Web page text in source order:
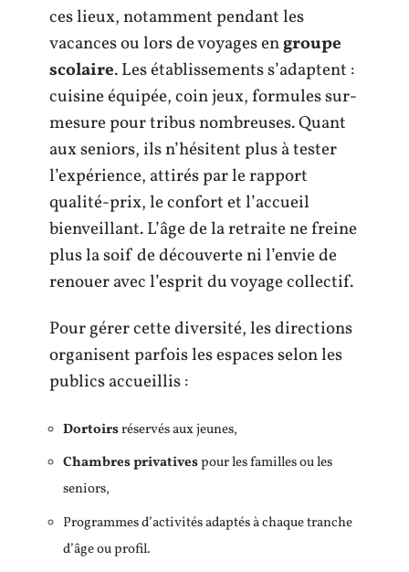
ces lieux, notamment pendant les
vacances ou lors de voyages engroupe
scolaire. Les établissements s’adaptent :
cuisine équipée, coin jeux, formules sur-
mesure pour tribus nombreuses. Quant
aux seniors, ils n’hésitent plus à tester
l’expérience, attirés par le rapport
qualité-prix, le confort et l’accueil
bienveillant. L’âge de la retraite ne freine
plus la soif de découverte ni l’envie de
renouer avec l’esprit du voyage collectif.
Pour gérer cette diversité, les directions
organisent parfois les espaces selon les
publics accueillis :
Dortoirsréservés aux jeunes,
Chambres privativespour les familles ou les
seniors,
Programmes d’activités adaptés à chaque tranche
d’âge ou profil.